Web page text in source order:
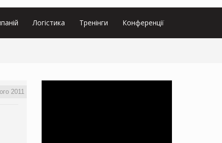
Логістика Тренінги Конференції
2011